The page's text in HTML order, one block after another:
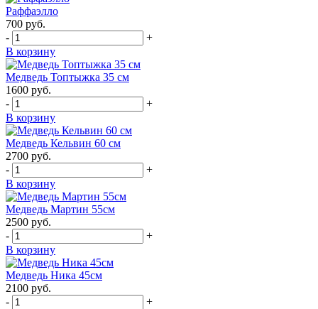
Раффаэлло
700 руб.
-
+
В корзину
Медведь Топтыжка 35 см
1600 руб.
-
+
В корзину
Медведь Кельвин 60 см
2700 руб.
-
+
В корзину
Медведь Мартин 55см
2500 руб.
-
+
В корзину
Медведь Ника 45см
2100 руб.
-
+